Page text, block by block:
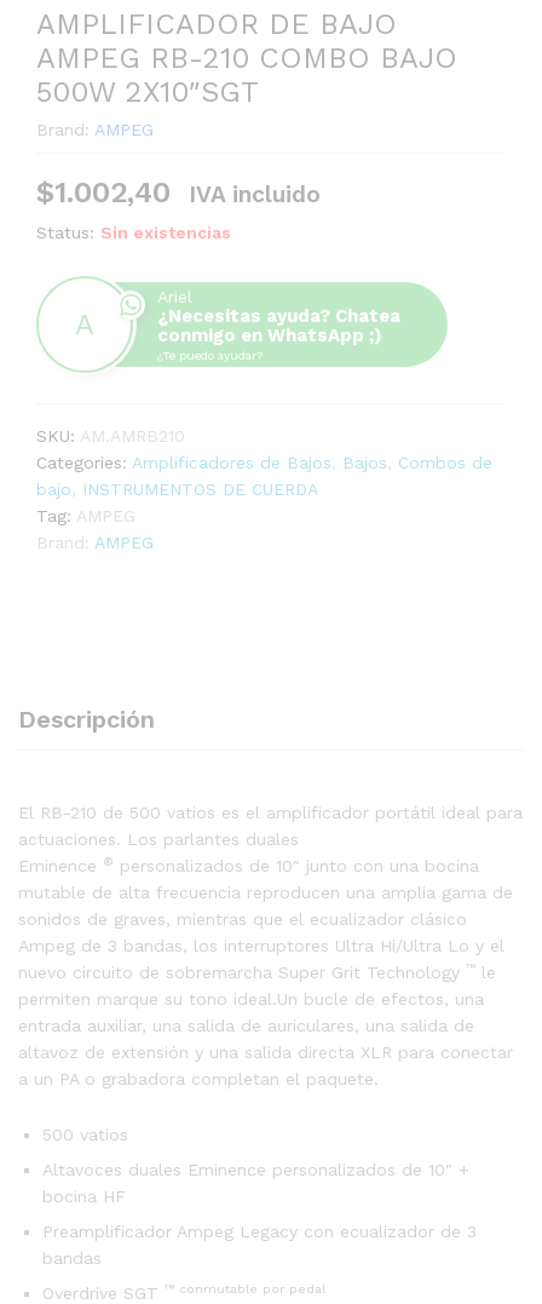
AMPLIFICADOR DE BAJO
AMPEG RB-210 COMBO BAJO
500W 2X10″SGT
Brand: AMPEG
$1.002,40 IVA incluido
Status: Sin existencias
Ariel
¿Necesitas ayuda? Chatea
conmigo en WhatsApp ;)
¿Te puedo ayudar?
SKU: AM.AMRB210
Categories: Amplificadores de Bajos Bajos
Combos de
bajo
INSTRUMENTOS DE CUERDA
Tag: AMPEG
Brand: AMPEG
Descripción
El RB-210 de 500 vatios es el amplificador portátil ideal para
actuaciones. Los parlantes duales
Eminence ® personalizados de 10″ junto con una bocina
mutable de alta frecuencia reproducen una amplia gama de
sonidos de graves, mientras que el ecualizador clásico
Ampeg de 3 bandas, los interruptores Ultra Hi/Ultra Lo y el
nuevo circuito de sobremarcha Super Grit Technology ™ le
permiten marque su tono ideal.Un bucle de efectos, una
entrada auxiliar, una salida de auriculares, una salida de
altavoz de extensión y una salida directa XLR para conectar
a un PA o grabadora completan el paquete.
500 vatios
Altavoces duales Eminence personalizados de 10″ +
bocina HF
Preamplificador Ampeg Legacy con ecualizador de 3
bandas
Overdrive SGT ™ conmutable por pedal